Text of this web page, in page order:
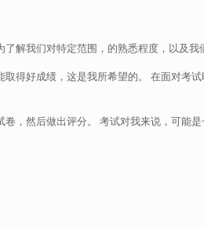
解我们对特定范围，的熟悉程度，以及
得好成绩，这是我所希望的。 在面对考
，然后做出评分。 考试对我来说，可能